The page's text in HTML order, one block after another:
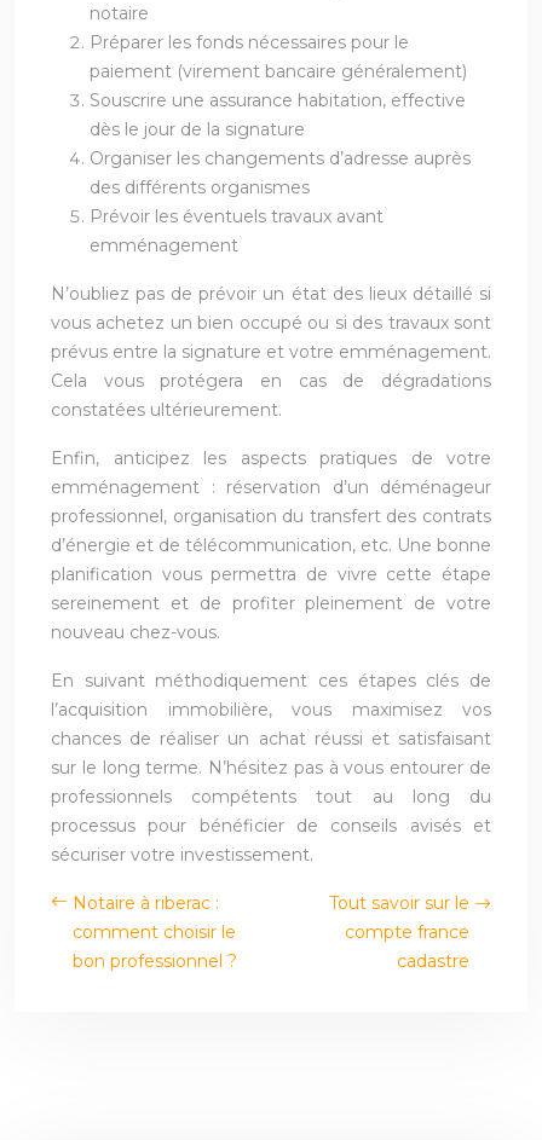
notaire
Préparer les fonds nécessaires pour le
paiement (virement bancaire généralement)
Souscrire une assurance habitation, effective
dès le jour de la signature
Organiser les changements d’adresse auprès
des différents organismes
Prévoir les éventuels travaux avant
emménagement
N’oubliez pas de prévoir un état des lieux détaillé si
vous achetez un bien occupé ou si des travaux sont
prévus entre la signature et votre emménagement.
Cela vous protégera en cas de dégradations
constatées ultérieurement.
Enfin, anticipez les aspects pratiques de votre
emménagement : réservation d’un déménageur
professionnel, organisation du transfert des contrats
d’énergie et de télécommunication, etc. Une bonne
planification vous permettra de vivre cette étape
sereinement et de profiter pleinement de votre
nouveau chez-vous.
En suivant méthodiquement ces étapes clés de
l’acquisition immobilière, vous maximisez vos
chances de réaliser un achat réussi et satisfaisant
sur le long terme. N’hésitez pas à vous entourer de
professionnels compétents tout au long du
processus pour bénéficier de conseils avisés et
sécuriser votre investissement.
Notaire à riberac :
comment choisir le
bon professionnel ?
Tout savoir sur le
compte france
cadastre